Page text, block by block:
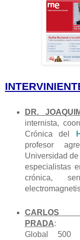
DR.
internista,
Crónica del
profesor
Universidad
especialistas
crónica,
PRADA:
Global 500